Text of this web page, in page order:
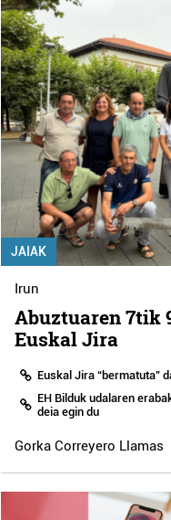
JAIAK
Irun
Abuztuaren 7tik
Euskal Jira
Euskal Jira “bermatuta”
EH Bilduk udalaren
deia egin du
Gorka Correyero Llamas